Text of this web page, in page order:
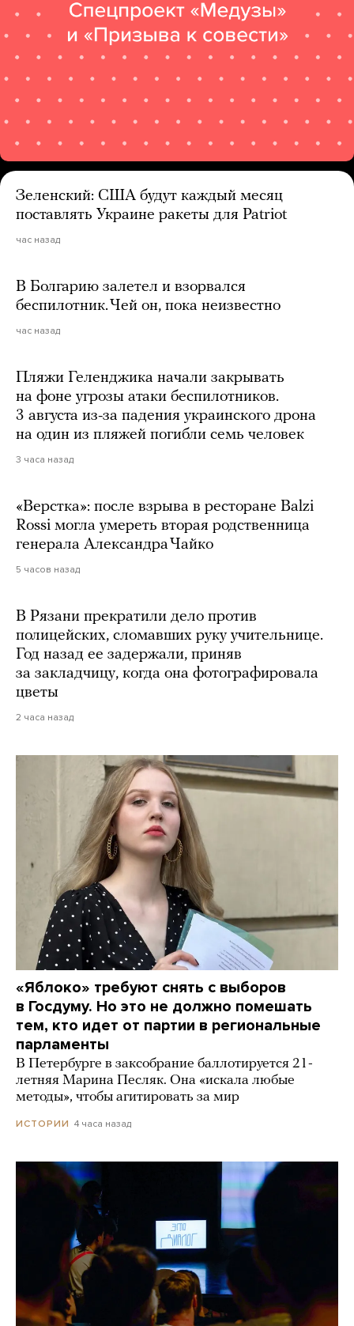
Зеленский: США будут каждый месяц
поставлять Украине ракеты для Patriot
час назад
В Болгарию залетел и взорвался
беспилотник. Чей он, пока неизвестно
час назад
Пляжи Геленджика начали закрывать
на фоне угрозы атаки беспилотников.
3 августа из-за падения украинского дрона
на один из пляжей погибли семь человек
3 часа назад
«Верстка»: после взрыва в ресторане Balzi
Rossi могла умереть вторая родственница
генерала Александра Чайко
5 часов назад
В Рязани прекратили дело против
полицейских, сломавших руку учительнице.
Год назад ее задержали, приняв
за закладчицу, когда она фотографировала
цветы
2 часа назад
«Яблоко» требуют снять с выборов
в Госдуму. Но это не должно помешать
тем, кто идет от партии в региональные
парламенты
В Петербурге в заксобрание баллотируется 21-
летняя Марина Песляк. Она «искала любые
методы», чтобы агитировать за мир
ИСТОРИИ 4 часа назад